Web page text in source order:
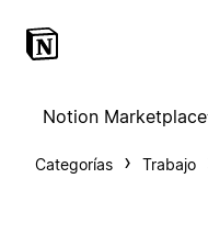
Notion Marketplace
Categorías Trabajo